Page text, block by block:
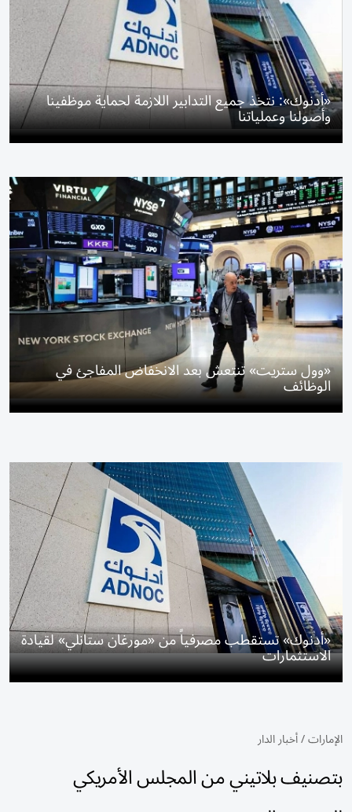
«أدنوك»: نتخذ جميع التدابير اللازمة لحماية موظفينا
وأصولنا وعملياتنا
«وول ستريت» تنتعش بعد الانخفاض المفاجئ في
الوظائف
«أدنوك» تستقطب مصرفياً من «مورغان ستانلي» لقيادة
الاستثمارات
الإمارات/أخبار الدار
بتصنيف بلاتيني من المجلس الأمريكي